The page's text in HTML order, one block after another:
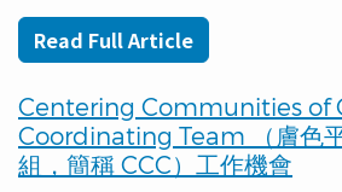
Read Full Article
Centering Communities of
Coordinating Team （膚色
組，簡稱 CCC）工作機會